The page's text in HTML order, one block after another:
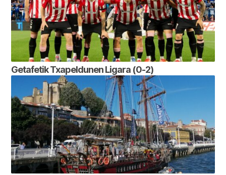
Getafetik Txapeldunen Ligara (0-2)